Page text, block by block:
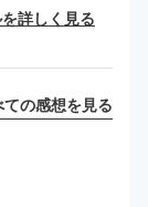
詳しく見る
ての感想を見る